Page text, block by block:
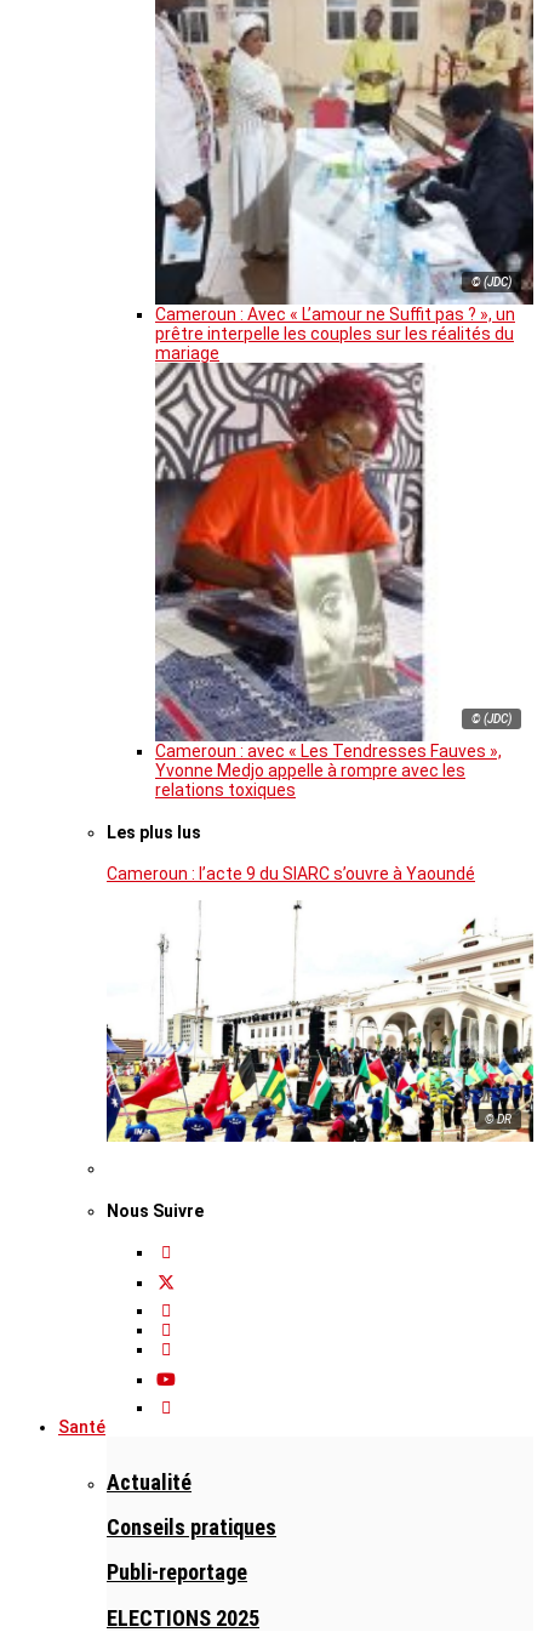
© (JDC)
Cameroun : Avec « L’amour ne Suffit pas ? », un
prêtre interpelle les couples sur les réalités du
mariage
© (JDC)
Cameroun : avec « Les Tendresses Fauves »,
Yvonne Medjo appelle à rompre avec les
relations toxiques
Les plus lus
Cameroun : l’acte 9 du SIARC s’ouvre à Yaoundé
© DR
Nous Suivre
Santé
Actualité
Conseils pratiques
Publi-reportage
ELECTIONS 2025